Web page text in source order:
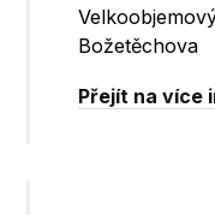
Božetěchova
Přejít na více